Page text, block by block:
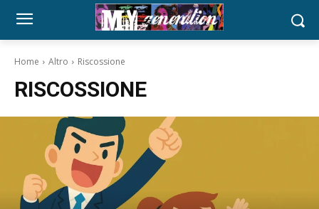
Home Altro Riscossione
RISCOSSIONE